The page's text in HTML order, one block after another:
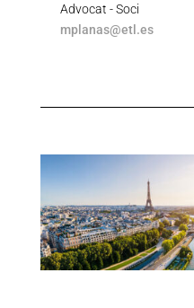
Advocat - Soci
mplanas@etl.es